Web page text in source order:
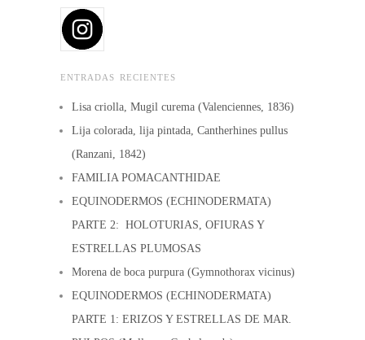
ENTRADAS RECIENTES
Lisa criolla, Mugil curema (Valenciennes, 1836)
Lija colorada, lija pintada, Cantherhines pullus
(Ranzani, 1842)
FAMILIA POMACANTHIDAE
EQUINODERMOS (ECHINODERMATA)
PARTE 2: HOLOTURIAS, OFIURAS Y
ESTRELLAS PLUMOSAS
Morena de boca purpura (Gymnothorax vicinus)
EQUINODERMOS (ECHINODERMATA)
PARTE 1: ERIZOS Y ESTRELLAS DE MAR.